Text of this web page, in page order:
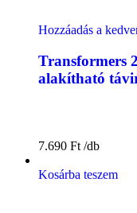
Hozzáadás a
Transformers
alakítható
7.690 Ft
Kosárba teszem